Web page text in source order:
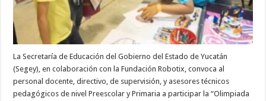
La Secretaría de Educación del Gobierno del Estado de Yucatán
(Segey), en colaboración con la Fundación Robotix, convoca al
personal docente, directivo, de supervisión, y asesores técnicos
pedagógicos de nivel Preescolar y Primaria a participar la “Olimpiada